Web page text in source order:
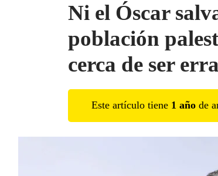
Ni el Óscar
población
cerca de ser
Este artículo tiene 1 año de